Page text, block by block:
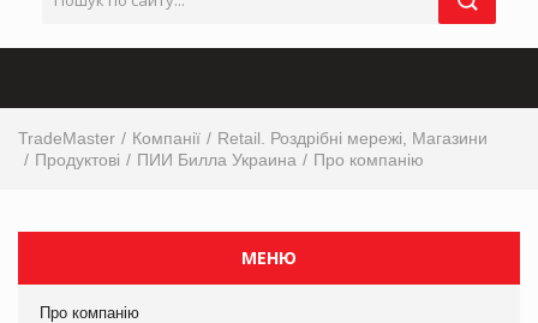
TradeMaster Компанії
Retail. Роздрібні мережі, Магазини
Продуктові
ПИИ Билла Украина Про компанію
МЕНЮ
Про компанію